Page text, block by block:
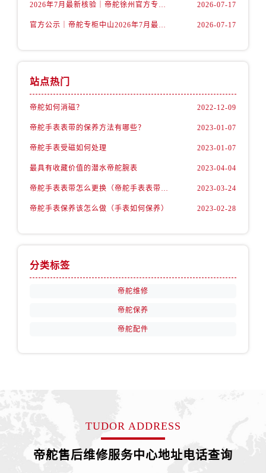
安徽省池州市贵池区长江路帝舵售后服务中心（需提前预约）
安徽省宣城市宣州区叠嶂西路帝舵售后服务中心（需提前预约）
2026年7月最新核验｜帝舵徐州官方专柜客户服务电话与专柜服务信息公示 2026-07-17
官方公示｜帝舵专柜中山2026年7月最新客户服务电话及专柜攻略 2026-07-17
站点热门
帝舵如何消磁？ 2022-12-09
帝舵手表表带的保养方法有哪些？ 2023-01-07
帝舵手表受磁如何处理 2023-01-07
最具有收藏价值的潜水帝舵腕表 2023-04-04
帝舵手表表带怎么更换（帝舵手表表带如何更换) 2023-03-24
帝舵手表保养该怎么做（手表如何保养） 2023-02-28
分类标签
帝舵维修
帝舵保养
帝舵配件
TUDOR ADDRESS
帝舵售后维修服务中心地址电话查询